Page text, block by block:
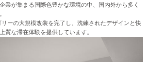
業が集まる国際色豊かな環境の中、国内外から多く
ーの大規模改装を完了し、洗練されたデザインと快
質な滞在体験を提供しています。